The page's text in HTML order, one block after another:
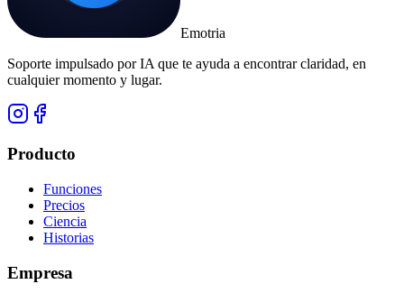
Emotria
Soporte impulsado por IA que te ayuda a encontrar claridad, en
cualquier momento y lugar.
Producto
Funciones
Precios
Ciencia
Historias
Empresa